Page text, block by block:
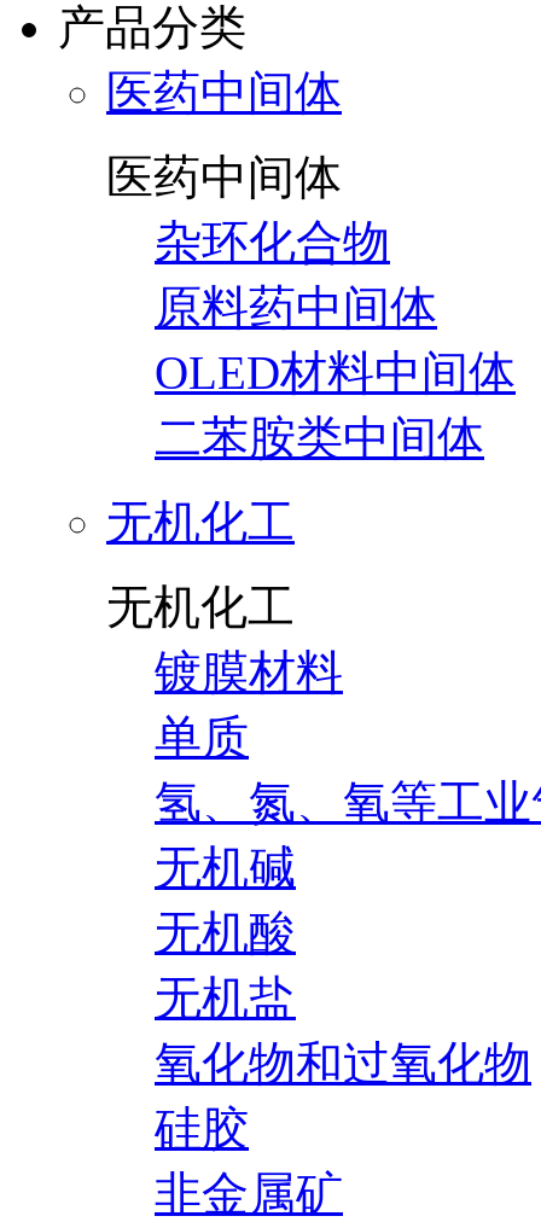
产品分类
医药中间体
医药中间体
杂环化合物
原料药中间体
OLED材料中间体
二苯胺类中间体
无机化工
无机化工
镀膜材料
单质
氢、氮、氧等工
无机碱
无机酸
无机盐
氧化物和过氧化物
硅胶
非金属矿